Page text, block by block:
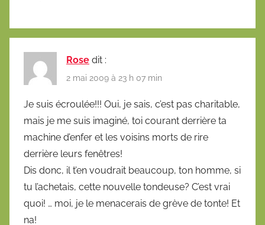
Rose dit :
2 mai 2009 à 23 h 07 min
Je suis écroulée!!! Oui, je sais, c’est pas charitable,
mais je me suis imaginé, toi courant derrière ta
machine d’enfer et les voisins morts de rire
derrière leurs fenêtres!
Dis donc, il t’en voudrait beaucoup, ton homme, si
tu l’achetais, cette nouvelle tondeuse? C’est vrai
quoi! … moi, je le menacerais de grève de tonte! Et
na!